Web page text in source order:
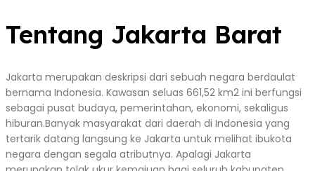
Tentang Jakarta Barat
Jakarta merupakan deskripsi dari sebuah negara berdaulat
bernama Indonesia. Kawasan seluas 661,52 km2 ini berfungsi
sebagai pusat budaya, pemerintahan, ekonomi, sekaligus
hiburan.Banyak masyarakat dari daerah di Indonesia yang
tertarik datang langsung ke Jakarta untuk melihat ibukota
negara dengan segala atributnya. Apalagi Jakarta